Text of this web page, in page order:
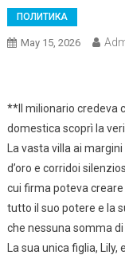
ПОЛИТИКА
May 15, 2026
**Il milionario credeva
domestica scoprì la
La vasta villa ai
d’oro e corridoi
cui firma poteva
tutto il suo potere e la
che nessuna somma
La sua unica figlia,